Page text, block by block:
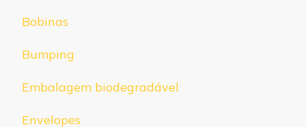
Bobinas
Bumping
Embalagem biodegradável
Envelopes